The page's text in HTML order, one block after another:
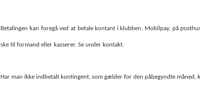
Betalingen kan foregå ved at betale kontant i klubben, Mobilpay, på
ske til formand eller kasserer. Se under kontakt.
Har man ikke indbetalt kontingent, som gælder for den påbegyndte måned,